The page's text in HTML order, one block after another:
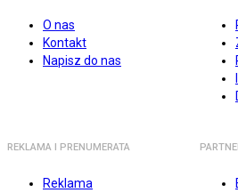
O nas
Kontakt
Napisz do nas
REKLAMA I PRENUMERATA
Reklama